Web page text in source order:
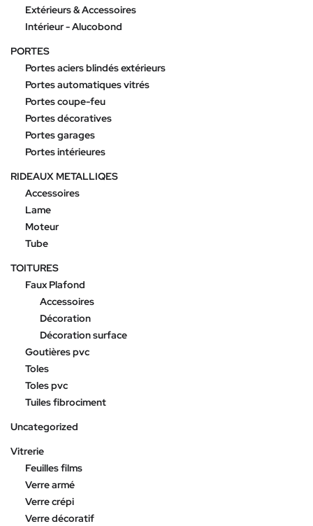
Extérieurs & Accessoires
Intérieur - Alucobond
PORTES
Portes aciers blindés extérieurs
Portes automatiques vitrés
Portes coupe-feu
Portes décoratives
Portes garages
Portes intérieures
RIDEAUX METALLIQES
Accessoires
Lame
Moteur
Tube
TOITURES
Faux Plafond
Accessoires
Décoration
Décoration surface
Goutières pvc
Toles
Toles pvc
Tuiles fibrociment
Uncategorized
Vitrerie
Feuilles films
Verre armé
Verre crépi
Verre décoratif